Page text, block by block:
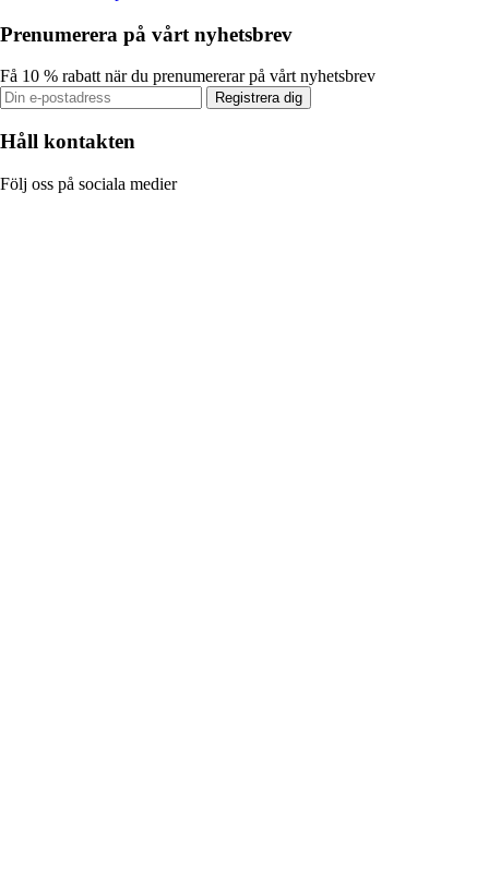
Prenumerera på vårt nyhetsbrev
Få 10 % rabatt när du prenumererar på vårt nyhetsbrev
Registrera dig
Håll kontakten
Följ oss på sociala medier